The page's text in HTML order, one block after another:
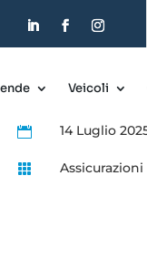
Veicoli
 14 Luglio
 Assicurazioni